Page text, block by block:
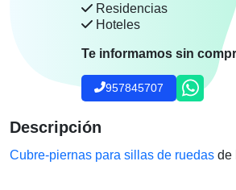
Residencias
Hoteles
Te informamos sin
957845707
Descripción
Cubre-piernas para sillas de ruedas de